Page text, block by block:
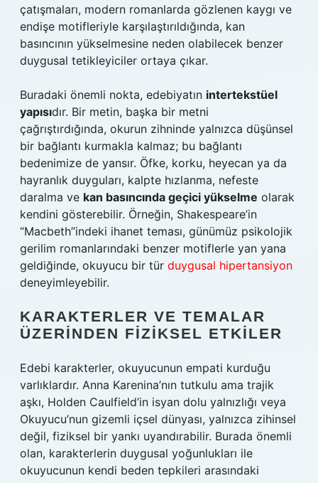
çatışmaları, modern romanlarda gözlenen kaygı ve
endişe motifleriyle karşılaştırıldığında, kan
basıncının yükselmesine neden olabilecek benzer
duygusal tetikleyiciler ortaya çıkar.
Buradaki önemli nokta, edebiyatın intertekstüel
yapısıdır. Bir metin, başka bir metni
çağrıştırdığında, okurun zihninde yalnızca düşünsel
bir bağlantı kurmakla kalmaz; bu bağlantı
bedenimize de yansır. Öfke, korku, heyecan ya da
hayranlık duyguları, kalpte hızlanma, nefeste
daralma ve kan basıncında geçici yükselme olarak
kendini gösterebilir. Örneğin, Shakespeare’in
“Macbeth”indeki ihanet teması, günümüz psikolojik
gerilim romanlarındaki benzer motiflerle yan yana
geldiğinde, okuyucu bir tür duygusal hipertansiyon
deneyimleyebilir.
KARAKTERLER VE TEMALAR
ÜZERINDEN FIZIKSEL ETKILER
Edebi karakterler, okuyucunun empati kurduğu
varlıklardır. Anna Karenina’nın tutkulu ama trajik
aşkı, Holden Caulfield’in isyan dolu yalnızlığı veya
Okuyucu’nun gizemli içsel dünyası, yalnızca zihinsel
değil, fiziksel bir yankı uyandırabilir. Burada önemli
olan, karakterlerin duygusal yoğunlukları ile
okuyucunun kendi beden tepkileri arasındaki